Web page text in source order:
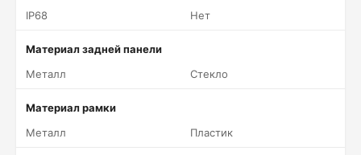
IP68 Нет
Материал задней панели
Металл
Стекло
Материал рамки
Металл
Пластик